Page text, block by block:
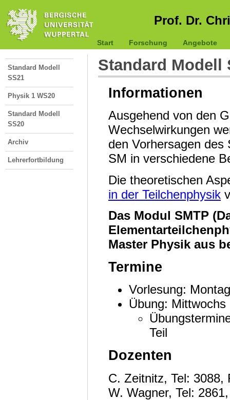
Prof. Dr.
Start Forschung Angebote
Standard Modell
SS21
Physik 1 WS20
Standard Modell
SS20
Archiv
Lehrerfortbildung
Standard Modell
Informationen
Ausgehend von den
Wechselwirkungen
den Vorhersagen des
SM in verschiedene
Die theoretischen
in der Teilchenphysik
Das Modul SMTP
Master Physik aus
Termine
Vorlesung:
Übung:
Teil
Dozenten
C. Zeitnitz, Tel:
W. Wagner, Tel: